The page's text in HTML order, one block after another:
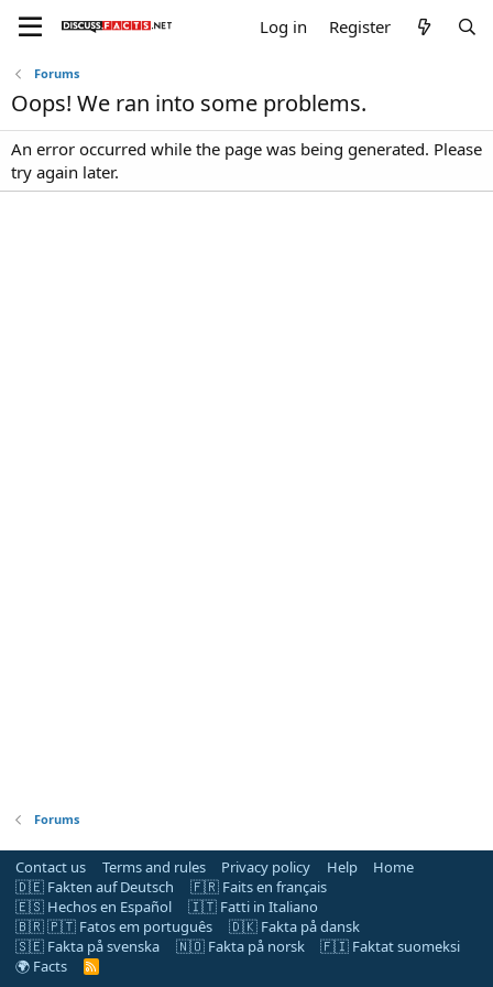
Log in Register
Forums
Oops! We ran into some problems.
An error occurred while the page was being generated. Please
try again later.
Forums
Contact us Terms and rules Privacy policy Help
Home
🇩🇪 Fakten auf Deutsch
🇫🇷 Faits en français
🇪🇸 Hechos en Español
🇮🇹 Fatti in Italiano
🇧🇷 🇵🇹 Fatos em português
🇩🇰 Fakta på dansk
🇸🇪 Fakta på svenska
🇳🇴 Fakta på norsk
🇫🇮 Faktat suomeksi
🌍 Facts
R